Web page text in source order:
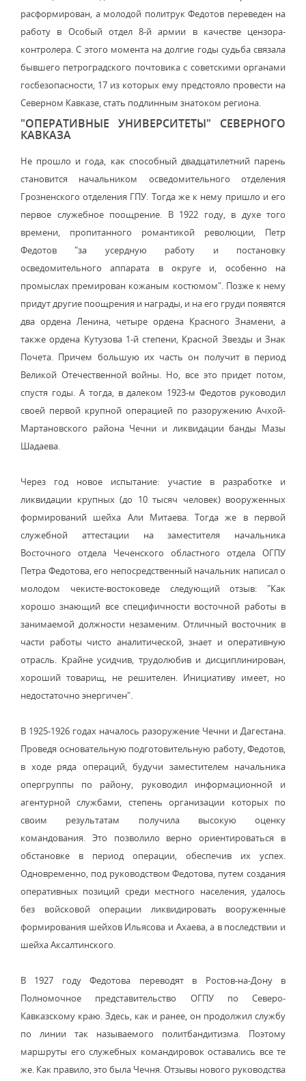
расформирован, а молодой политрук Федотов переведен на
работу в Особый отдел 8-й армии в качестве цензора-
контролера. С этого момента на долгие годы судьба связала
бывшего петроградского почтовика с советскими органами
госбезопасности, 17 из которых ему предстояло провести на
Северном Кавказе, стать подлинным знатоком региона.
"ОПЕРАТИВНЫЕ УНИВЕРСИТЕТЫ" СЕВЕРНОГО
КАВКАЗА
Не прошло и года, как способный двадцатилетний парень
становится начальником осведомительного отделения
Грозненского отделения ГПУ. Тогда же к нему пришло и его
первое служебное поощрение. В 1922 году, в духе того
времени, пропитанного романтикой революции, Петр
Федотов "за усердную работу и постановку
осведомительного аппарата в округе и, особенно на
промыслах премирован кожаным костюмом". Позже к нему
придут другие поощрения и награды, и на его груди появятся
два ордена Ленина, четыре ордена Красного Знамени, а
также ордена Кутузова 1-й степени, Красной Звезды и Знак
Почета. Причем большую их часть он получит в период
Великой Отечественной войны. Но, все это придет потом,
спустя годы. А тогда, в далеком 1923-м Федотов руководил
своей первой крупной операцией по разоружению Ачхой-
Мартановского района Чечни и ликвидации банды Мазы
Шадаева.
Через год новое испытание: участие в разработке и
ликвидации крупных (до 10 тысяч человек) вооруженных
формирований шейха Али Митаева. Тогда же в первой
служебной аттестации на заместителя начальника
Восточного отдела Чеченского областного отдела ОГПУ
Петра Федотова, его непосредственный начальник написал о
молодом чекисте-востоковеде следующий отзыв: "Как
хорошо знающий все специфичности восточной работы в
занимаемой должности незаменим. Отличный восточник в
части работы чисто аналитической, знает и оперативную
отрасль. Крайне усидчив, трудолюбив и дисциплинирован,
хороший товарищ, не решителен. Инициативу имеет, но
недостаточно энергичен".
В 1925-1926 годах началось разоружение Чечни и Дагестана.
Проведя основательную подготовительную работу, Федотов,
в ходе ряда операций, будучи заместителем начальника
опергруппы по району, руководил информационной и
агентурной службами, степень организации которых по
своим результатам получила высокую оценку
командования. Это позволило верно ориентироваться в
обстановке в период операции, обеспечив их успех.
Одновременно, под руководством Федотова, путем создания
оперативных позиций среди местного населения, удалось
без войсковой операции ликвидировать вооруженные
формирования шейхов Ильясова и Ахаева, а в последствии и
шейха Аксалтинского.
В 1927 году Федотова переводят в Ростов-на-Дону в
Полномочное представительство ОГПУ по Северо-
Кавказскому краю. Здесь, как и ранее, он продолжил службу
по линии так называемого политбандитизма. Поэтому
маршруты его служебных командировок оставались все те
же. Как правило, это была Чечня. Отзывы нового руководства